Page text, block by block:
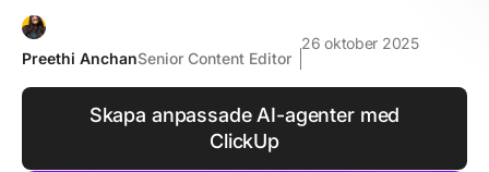
Preethi AnchanSenior Content Editor
26 oktober 2025
Skapa anpassade AI-agenter med
ClickUp